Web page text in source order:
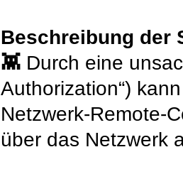
Beschreibung der
👾 Durch eine
Authorization“)
Netzwerk-Remote-
über das Netzwerk